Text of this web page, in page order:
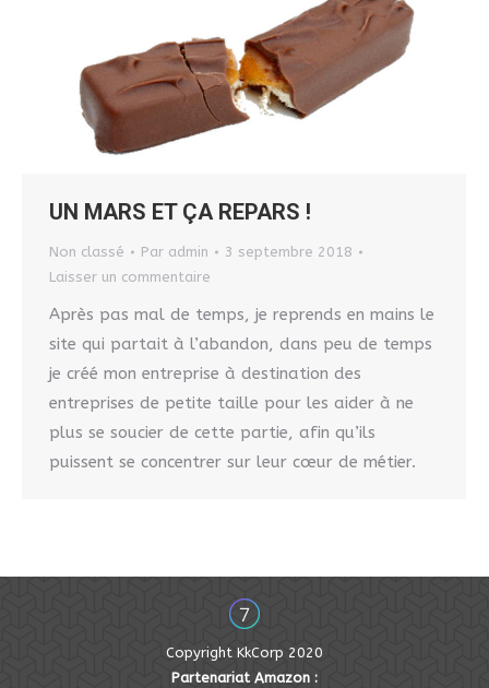
UN MARS ET ÇA REPARS !
Non classé Par admin
3 septembre 2018
Laisser un commentaire
Après pas mal de temps, je reprends en mains le
site qui partait à l’abandon, dans peu de temps
je créé mon entreprise à destination des
entreprises de petite taille pour les aider à ne
plus se soucier de cette partie, afin qu’ils
puissent se concentrer sur leur cœur de métier.
Copyright KkCorp 2020
Partenariat Amazon :